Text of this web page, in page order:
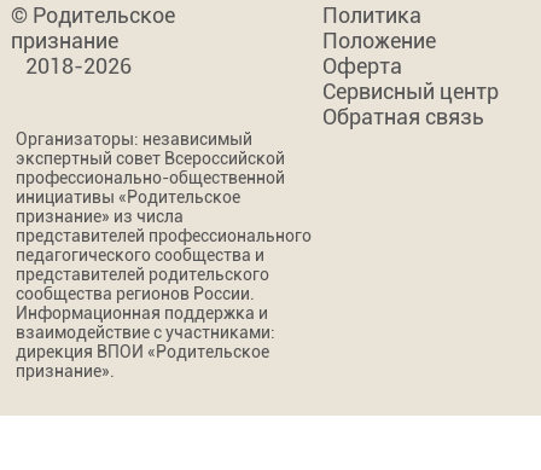
© Родительское
признание
2018-2026
Политика
Положение
Оферта
Сервисный центр
Обратная связь
Организаторы: независимый
экспертный совет Всероссийской
профессионально-общественной
инициативы «Родительское
признание» из числа
представителей профессионального
педагогического сообщества и
представителей родительского
сообщества регионов России.
Информационная поддержка и
взаимодействие с участниками:
дирекция ВПОИ «Родительское
признание».